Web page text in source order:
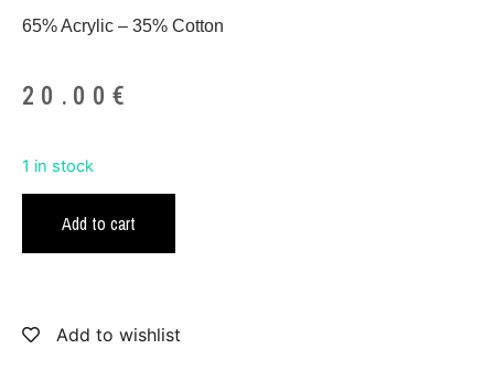
65% Acrylic – 35% Cotton
20.00 €
1 in stock
Add to cart
Add to wishlist